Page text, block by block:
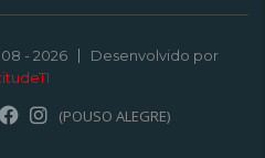
- 2026
Desenvolvido por
(POUSO ALEGRE)